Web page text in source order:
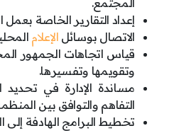
المجتمع.
إعداد التقارير الخاصة بعمل
الاتصال بوسائل الإعلام
قياس اتجاهات الجمهور
وتقويمها وتفسيرها.
مساندة الإدارة في تحديد
التفاهم والتوافق بين
تخطيط البرامج الهادفة